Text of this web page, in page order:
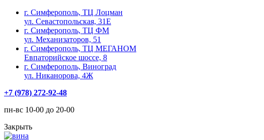
г. Симферополь, ТЦ Лоцман
ул. Севастопольская, 31Е
г. Симферополь, ТЦ ФМ
ул. Механизаторов, 51
г. Симферополь, ТЦ МЕГАНОМ
Евпаторийское шоссе, 8
г. Симферополь, Виноград
ул. Никанорова, 4Ж
+7 (978) 272-92-48
пн-вс 10-00 до 20-00
Закрыть